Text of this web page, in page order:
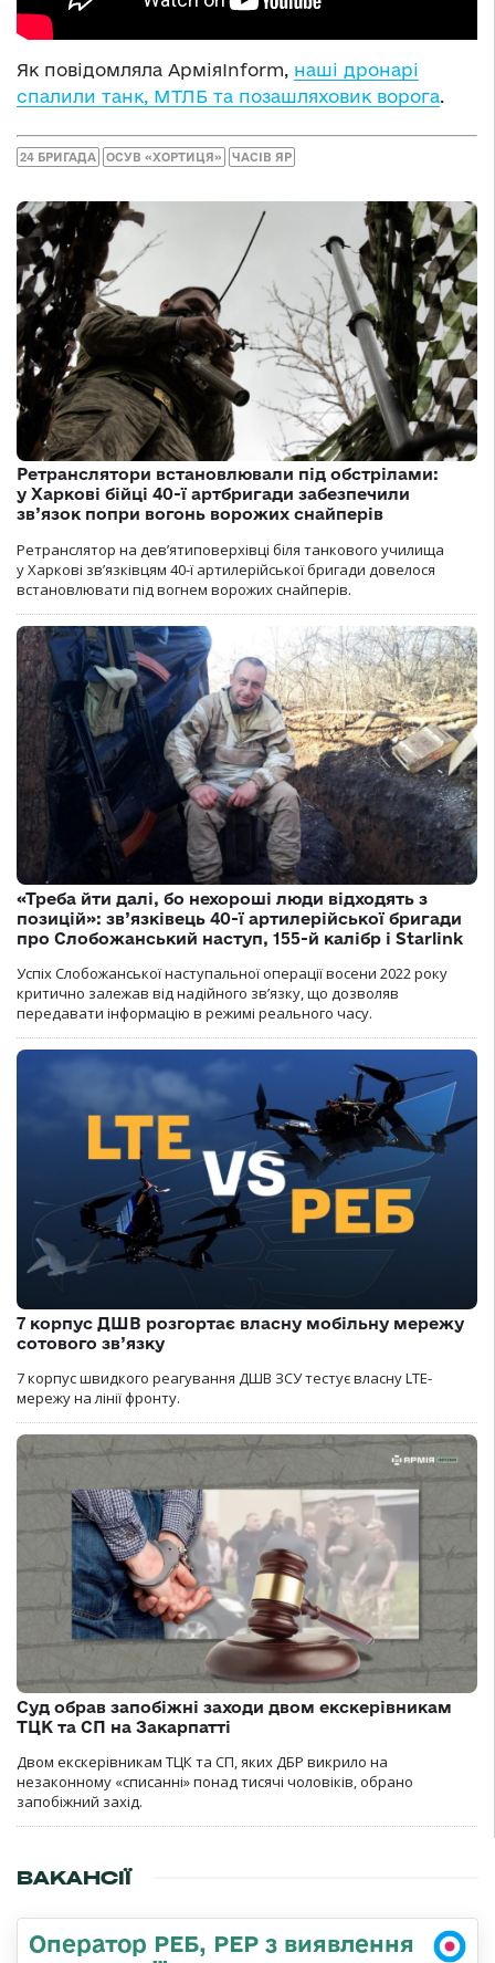
Як повідомляла АрміяInform, наші дронарі
спалили танк, МТЛБ та позашляховик ворога
24 БРИГАДА ОСУВ «ХОРТИЦЯ» ЧАСІВ ЯР
Ретранслятори встановлювали під обстрілами:
у Харкові бійці 40-ї артбригади забезпечили
зв’язок попри вогонь ворожих снайперів
Ретранслятор на дев’ятиповерхівці біля танкового училища
у Харкові зв’язківцям 40-ї артилерійської бригади довелося
встановлювати під вогнем ворожих снайперів.
«Треба йти далі, бо нехороші люди відходять з
позицій»: зв’язківець 40-ї артилерійської бригади
про Слобожанський наступ, 155-й калібр і Starlink
Успіх Слобожанської наступальної операції восени 2022 року
критично залежав від надійного зв’язку, що дозволяв
передавати інформацію в режимі реального часу.
7 корпус ДШВ розгортає власну мобільну мережу
сотового зв’язку
7 корпус швидкого реагування ДШВ ЗСУ тестує власну LTE-
мережу на лінії фронту.
Суд обрав запобіжні заходи двом екскерівникам
ТЦК та СП на Закарпатті
Двом екскерівникам ТЦК та СП, яких ДБР викрило на
незаконному «списанні» понад тисячі чоловіків, обрано
запобіжний захід.
ВАКАНСІЇ
Оператор РЕБ, РЕР з виявлення